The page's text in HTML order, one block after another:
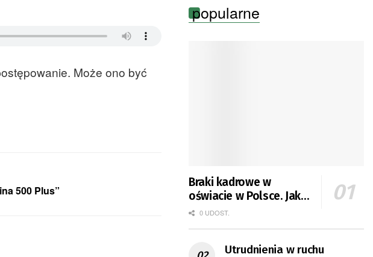
Może ono być
500 Plus”
popularne
Braki kadrowe w
oświacie w Polsce. Jak
jest w Gorzowie?
0 UDOST.
Utrudnienia w ruchu